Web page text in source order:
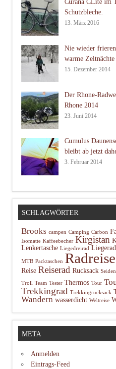
Schutzbleche.
13. März 2016
Nie wieder
warme Zeltnächte
15. Dezember 2014
Der Rhone-
Rhone 2014
23. Juni 2014
Cumulus
bleibt ab jetzt
3. Februar 2014
SCHLAGWÖRTER
Brooks campen Camping Carbon
Isomatte Kaffeebecher Kirgistan
Lenkertasche Liegedreirad Liegerad
MTB Packtaschen Radreise
Reise Reiserad Rucksack
Troll Team Tester Thermos Tour
Trekkingrad Trekkingrucksack
Wandern wasserdicht Weltreise
META
Anmelden
Eintrags-Feed